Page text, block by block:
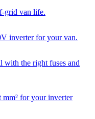
grid van life.
inverter for your van.
with the right fuses and
mm² for your inverter